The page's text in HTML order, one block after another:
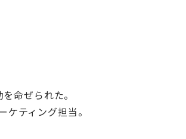
命ぜられた。
ティング担当。